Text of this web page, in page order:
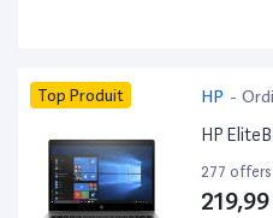
Top Produit HP -
HP
277